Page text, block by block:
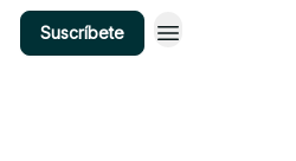
Suscríbete